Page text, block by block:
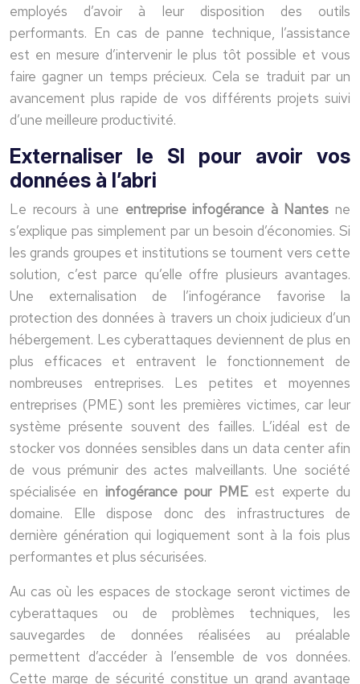
employés d’avoir à leur disposition des outils
performants. En cas de panne technique, l’assistance
est en mesure d’intervenir le plus tôt possible et vous
faire gagner un temps précieux. Cela se traduit par un
avancement plus rapide de vos différents projets suivi
d’une meilleure productivité.
Externaliser le SI pour avoir vos
données à l’abri
Le recours à une entreprise infogérance à Nantes ne
s’explique pas simplement par un besoin d’économies. Si
les grands groupes et institutions se tournent vers cette
solution, c’est parce qu’elle offre plusieurs avantages.
Une externalisation de l’infogérance favorise la
protection des données à travers un choix judicieux d’un
hébergement. Les cyberattaques deviennent de plus en
plus efficaces et entravent le fonctionnement de
nombreuses entreprises. Les petites et moyennes
entreprises (PME) sont les premières victimes, car leur
système présente souvent des failles. L’idéal est de
stocker vos données sensibles dans un data center afin
de vous prémunir des actes malveillants. Une société
spécialisée en infogérance pour PMEest experte du
domaine. Elle dispose donc des infrastructures de
dernière génération qui logiquement sont à la fois plus
performantes et plus sécurisées.
Au cas où les espaces de stockage seront victimes de
cyberattaques ou de problèmes techniques, les
sauvegardes de données réalisées au préalable
permettent d’accéder à l’ensemble de vos données.
Cette marge de sécurité constitue un grand avantage